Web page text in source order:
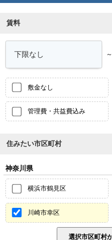
賃料
～
敷金なし
管理費・共益費込み
住みたい市区町村
神奈川県
横浜市鶴見区
川崎市幸区